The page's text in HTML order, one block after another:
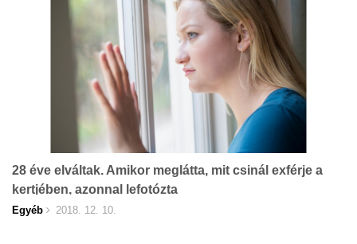
28 éve elváltak. Amikor meglátta, mit csinál exférje a
kertjében, azonnal lefotózta
Egyéb 2018. 12. 10.